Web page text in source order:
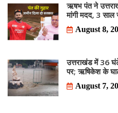
ऋषभ पंत ने
मांगी मदद, 3
August 8,
उत्तराखंड में 36
पर; ऋषिकेश के
August 7,